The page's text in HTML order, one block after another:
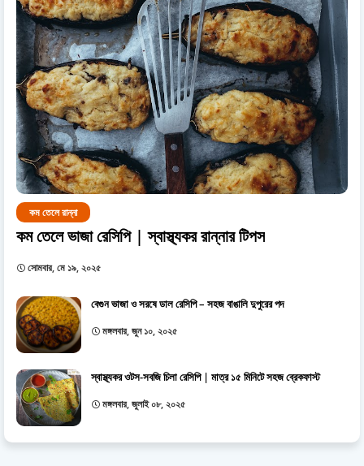
কম তেলে রান্না
কম তেলে ভাজা রেসিপি | স্বাস্থ্যকর রান্নার টিপস
সোমবার, মে ১৯, ২০২৫
বেগুন ভাজা ও সরষে ডাল রেসিপি – সহজ বাঙালি দুপুরের পদ
মঙ্গলবার, জুন ১০, ২০২৫
স্বাস্থ্যকর ওটস-সবজি চিলা রেসিপি | মাত্র ১৫ মিনিটে সহজ ব্রেকফাস্ট
মঙ্গলবার, জুলাই ০৮, ২০২৫